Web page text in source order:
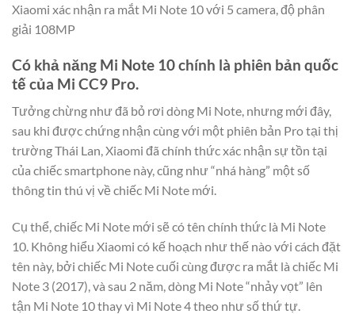
Xiaomi xác nhận ra mắt Mi Note 10 với 5 camera, độ phân
giải 108MP
Có khả năng Mi Note 10 chính là phiên bản quốc
tế của Mi CC9 Pro.
Tưởng chừng như đã bỏ rơi dòng Mi Note, nhưng mới đây,
sau khi được chứng nhận cùng với một phiên bản Pro tại thị
trường Thái Lan, Xiaomi đã chính thức xác nhận sự tồn tại
của chiếc smartphone này, cũng như “nhá hàng” một số
thông tin thú vị về chiếc Mi Note mới.
Cụ thể, chiếc Mi Note mới sẽ có tên chính thức là Mi Note
10. Không hiểu Xiaomi có kế hoạch như thế nào với cách đặt
tên này, bởi chiếc Mi Note cuối cùng được ra mắt là chiếc Mi
Note 3 (2017), và sau 2 năm, dòng Mi Note “nhảy vọt” lên
tận Mi Note 10 thay vì Mi Note 4 theo như số thứ tự.